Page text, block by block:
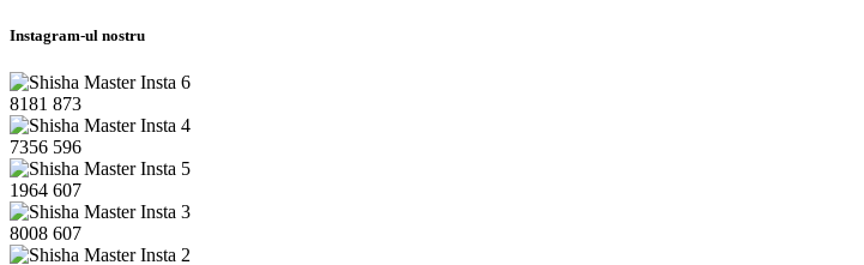
Instagram-ul nostru
8181 873
7356 596
1964 607
8008 607